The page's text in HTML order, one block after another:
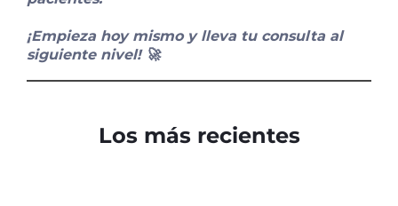
¡Empieza hoy mismo y lleva tu consulta al
siguiente nivel! 🚀
Los más recientes